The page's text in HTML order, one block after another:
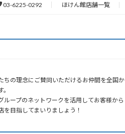
03-6225-0292 ほけん館店舗一覧
ちの理念にご賛同いただけるお仲間を全国か
ループのネットワークを活用してお客様から
を目指してまいりましょう！